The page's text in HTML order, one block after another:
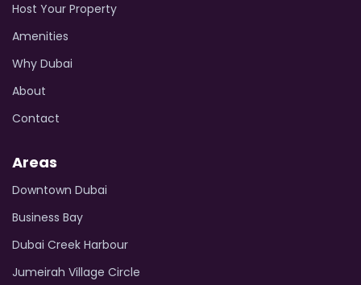
Host Your Property
Amenities
Why Dubai
About
Contact
Areas
Downtown Dubai
Business Bay
Dubai Creek Harbour
Jumeirah Village Circle